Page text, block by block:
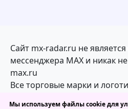
Сайт mx-radar.ru не
мессенджера MAX и никак
max.ru
Все торговые марки и
Мы используем файлы cookie для